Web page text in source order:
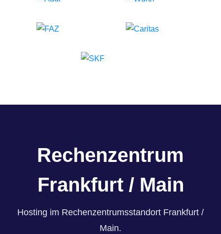
Rechenzentrum
Frankfurt / Main
Hosting im Rechenzentrumsstandort Frankfurt /
Main.